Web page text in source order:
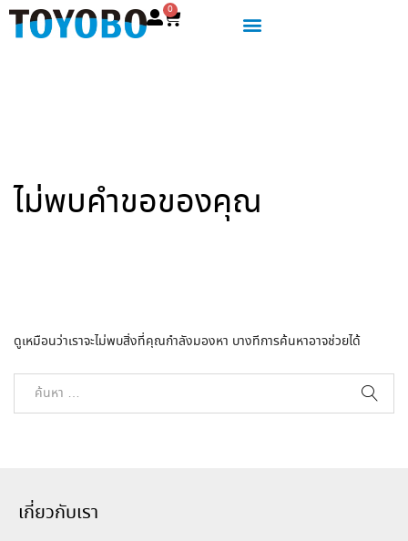
0
ไม่พบคำขอของคุณ
ดูเหมือนว่าเราจะไม่พบสิ่งที่คุณกำลังมองหา บางทีการค้นหาอาจช่วยได้
เกี่ยวกับเรา